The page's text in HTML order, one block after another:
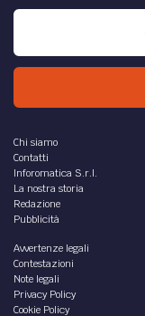
Chi siamo
Contatti
Inforomatica S.r.l.
La nostra storia
Redazione
Pubblicità
Avvertenze legali
Contestazioni
Note legali
Privacy Policy
Cookie Policy